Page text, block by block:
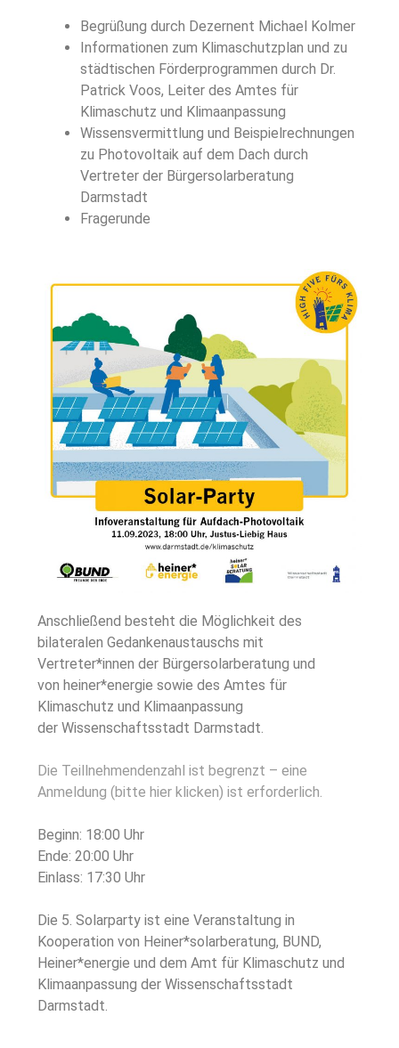
Begrüßung durch Dezernent Michael Kolmer
Informationen zum Klimaschutzplan und zu
städtischen Förderprogrammen durch Dr.
Patrick Voos, Leiter des Amtes für
Klimaschutz und Klimaanpassung
Wissensvermittlung und Beispielrechnungen
zu Photovoltaik auf dem Dach durch
Vertreter der Bürgersolarberatung
Darmstadt
Fragerunde
Anschließend besteht die Möglichkeit des
bilateralen Gedankenaustauschs mit
Vertreter*innen der Bürgersolarberatung und
von heiner*energie sowie des Amtes für
Klimaschutz und Klimaanpassung
der Wissenschaftsstadt Darmstadt.
Die Teillnehmendenzahl ist begrenzt – eine
Anmeldung (bitte hier klicken) ist erforderlich.
Beginn: 18:00 Uhr
Ende: 20:00 Uhr
Einlass: 17:30 Uhr
Die 5. Solarparty ist eine Veranstaltung in
Kooperation von Heiner*solarberatung, BUND,
Heiner*energie und dem Amt für Klimaschutz und
Klimaanpassung der Wissenschaftsstadt
Darmstadt.